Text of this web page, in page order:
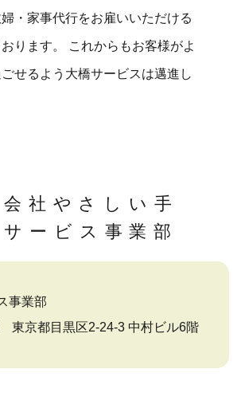
・家事代行をお雇いいただける
ります。 これからもお客様がよ
せるよう大橋サービスは邁進し
社やさしい手
ービス事業部
事業部
東京都目黒区2-24-3 中村ビル6階